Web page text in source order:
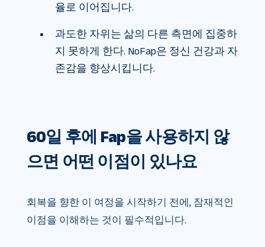
율로 이어집니다.
과도한 자위는 삶의 다른 측면에 집중하
지 못하게 한다. NoFap은 정신 건강과 자
존감을 향상시킵니다.
60일 후에 Fap을 사용하지 않
으면 어떤 이점이 있나요
회복을 향한 이 여정을 시작하기 전에, 잠재적인
이점을 이해하는 것이 필수적입니다.